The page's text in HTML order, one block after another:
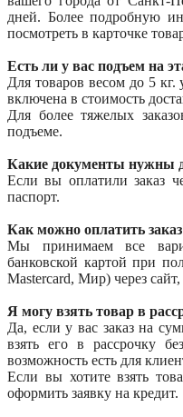
дней. Более подробную
посмотреть в карточке
Есть ли у вас подъем на
Для товаров весом до 5 кг.
включена в стоимость
Для более тяжелых
подъеме.
Какие документы нужны
Если вы оплатили заказ
паспорт.
Как можно оплатить
Мы принимаем все
банковской картой при
Mastercard, Мир) через
Я могу взять товар в
Да, если у вас заказ на
взять его в рассрочку
возможность есть для
Если вы хотите взять
оформить заявку на кредит.